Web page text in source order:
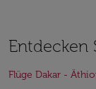
Entdecken
Flüge Dakar -